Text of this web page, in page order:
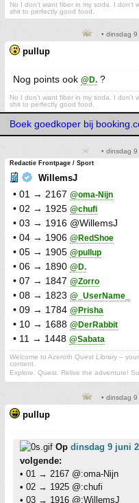
No I don't want fiber in my soda. I don't
shit to perfectly good food.
• dinsdag
pullup
Nog points ook @D. ?
No I don't want fiber in my soda. I don't
shit to perfectly good food.
Boek goedkoper bij
• dinsdag
Redactie Frontpage / Sport
WillemsJ
• 01 → 2167 @oma-Nijn
• 02 → 1925 @chufi
• 03 → 1916 @WillemsJ
• 04 → 1906 @RedShoe
• 05 → 1905 @pullup
• 06 → 1890 @D.
• 07 → 1847 @Zorro
• 08 → 1823 @_UserName_
• 09 → 1784 @Prisha
• 10 → 1688 @DerRabbit
• 11 → 1448 @Sabata
Welcome to Azeroth Quest Library –
content.
Explore. Quest. Relive the adventure!
• dinsdag
pullup
Op dinsdag 9 juni
volgende:
• 01 → 2167 @:oma-Nijn
• 02 → 1925 @:chufi
• 03 → 1916 @:WillemsJ